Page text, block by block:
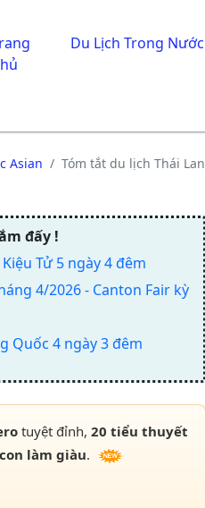
Du Lịch Trong Nước
Asian Tóm tắt du lịch Thái Lan
đấy !
Tử 5 ngày 4 đêm
4/2026 - Canton Fair kỳ
Quốc 4 ngày 3 đêm
tuyệt đỉnh, 20 tiểu thuyết
làm giàu.